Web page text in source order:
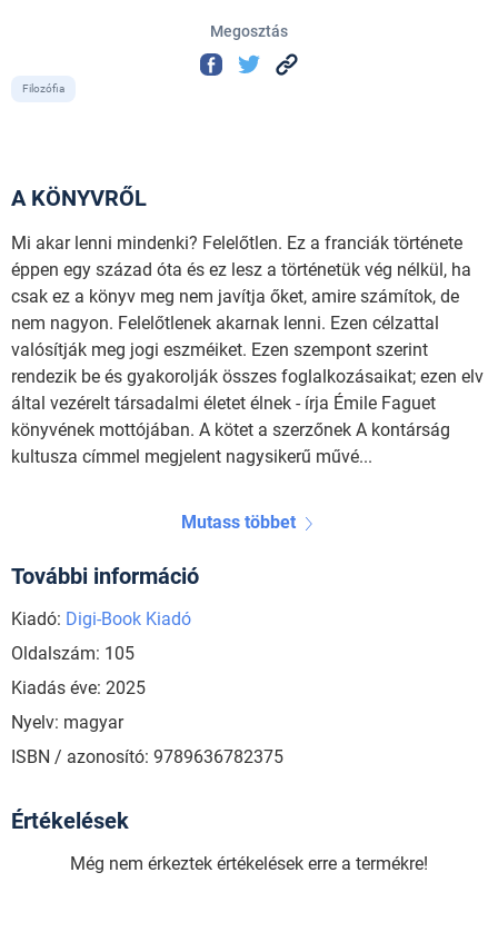
Megosztás
Filozófia
A KÖNYVRŐL
Mi akar lenni mindenki? Felelőtlen. Ez a franciák története
éppen egy század óta és ez lesz a történetük vég nélkül, ha
csak ez a könyv meg nem javítja őket, amire számítok, de
nem nagyon. Felelőtlenek akarnak lenni. Ezen célzattal
valósítják meg jogi eszméiket. Ezen szempont szerint
rendezik be és gyakorolják összes foglalkozásaikat; ezen elv
által vezérelt társadalmi életet élnek - írja Émile Faguet
könyvének mottójában. A kötet a szerzőnek A kontárság
kultusza címmel megjelent nagysikerű művé...
Mutass többet
További információ
Kiadó: Digi-Book Kiadó
Oldalszám: 105
Kiadás éve: 2025
Nyelv: magyar
ISBN / azonosító: 9789636782375
Értékelések
Még nem érkeztek értékelések erre a termékre!